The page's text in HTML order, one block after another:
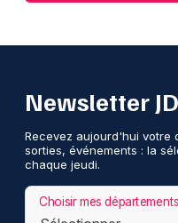
Newsletter
Recevez aujourd'hui votre
sorties, événements : la
chaque jeudi.
Choisir mes départements